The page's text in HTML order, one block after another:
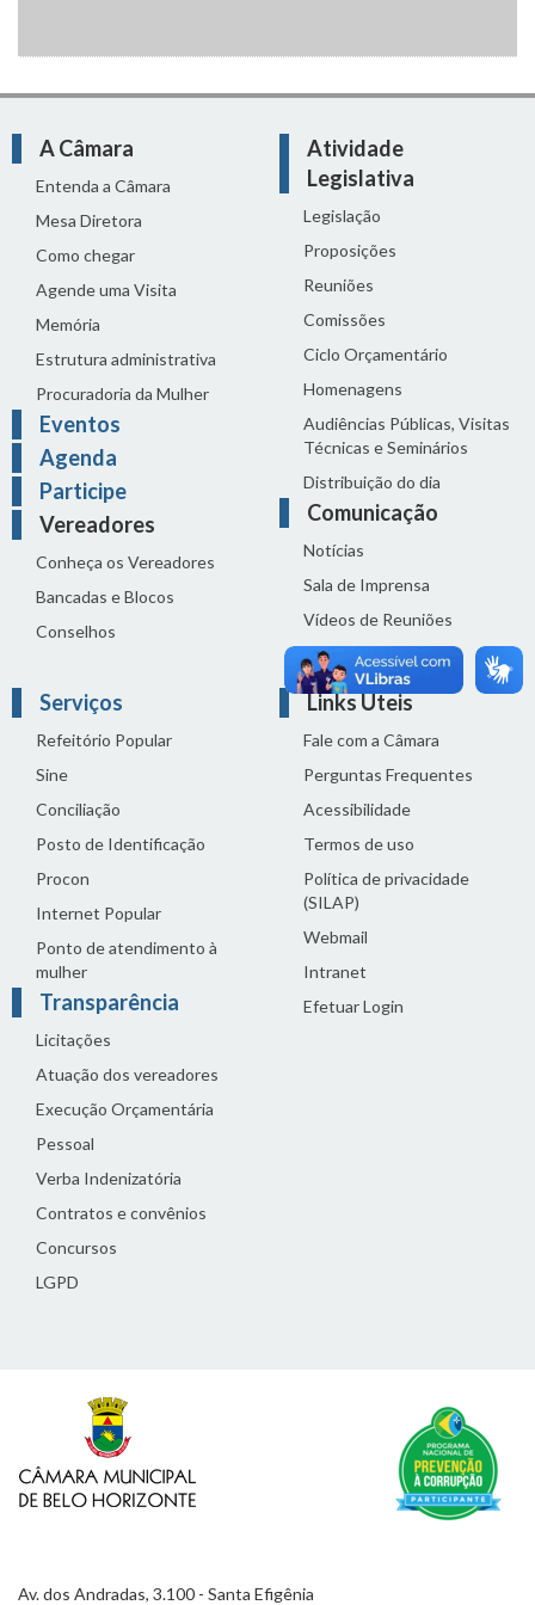
A Câmara
Entenda a Câmara
Mesa Diretora
Como chegar
Agende uma Visita
Memória
Estrutura administrativa
Procuradoria da Mulher
Eventos
Agenda
Participe
Vereadores
Conheça os Vereadores
Bancadas e Blocos
Conselhos
Atividade
Legislativa
Legislação
Proposições
Reuniões
Comissões
Ciclo Orçamentário
Homenagens
Audiências Públicas, Visitas
Técnicas e Seminários
Distribuição do dia
Comunicação
Notícias
Sala de Imprensa
Vídeos de Reuniões
Solenidades
Serviços
Refeitório Popular
Sine
Conciliação
Posto de Identificação
Procon
Internet Popular
Ponto de atendimento à
mulher
Transparência
Licitações
Atuação dos vereadores
Execução Orçamentária
Pessoal
Verba Indenizatória
Contratos e convênios
Concursos
LGPD
Links Úteis
Fale com a Câmara
Perguntas Frequentes
Acessibilidade
Termos de uso
Política de privacidade
(SILAP)
Webmail
Intranet
Efetuar Login
Av. dos Andradas, 3.100 - Santa Efigênia